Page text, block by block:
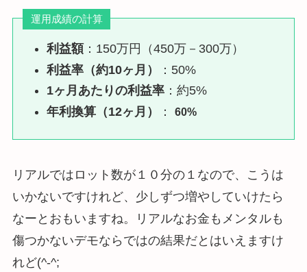
運用成績の計算
利益額 ：150万円（450万－300万）
利益率（約10ヶ月）
：50%
1ヶ月あたりの利益率 ：約5%
年利換算（12ヶ月）
：60%
リアルではロット数が１０分の１なので、こうは
いかないですけれど、少しずつ増やしていけたら
なーとおもいますね。リアルなお金もメンタルも
傷つかないデモならではの結果だとはいえますけ
れど(^-^;